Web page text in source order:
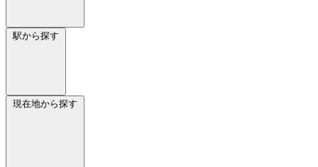
駅から探す
現在地から探す